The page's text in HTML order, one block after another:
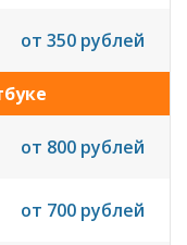
от 350 рублей
от 800 рублей
от 700 рублей